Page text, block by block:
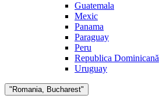
Guatemala
Mexic
Panama
Paraguay
Peru
Republica Dominicană
Uruguay
"Romania, Bucharest"